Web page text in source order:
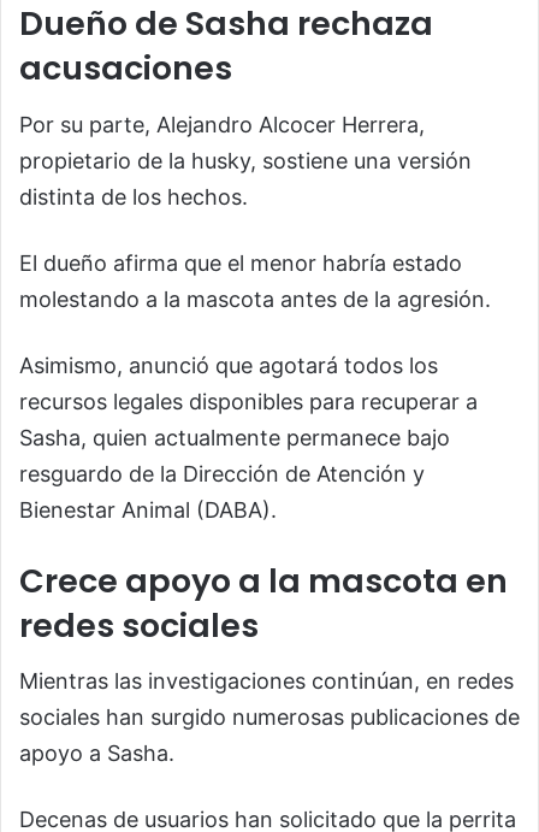
Dueño de Sasha rechaza
acusaciones
Por su parte, Alejandro Alcocer Herrera,
propietario de la husky, sostiene una versión
distinta de los hechos.
El dueño afirma que el menor habría estado
molestando a la mascota antes de la agresión.
Asimismo, anunció que agotará todos los
recursos legales disponibles para recuperar a
Sasha, quien actualmente permanece bajo
resguardo de la Dirección de Atención y
Bienestar Animal (DABA).
Crece apoyo a la mascota en
redes sociales
Mientras las investigaciones continúan, en redes
sociales han surgido numerosas publicaciones de
apoyo a Sasha.
Decenas de usuarios han solicitado que la perrita